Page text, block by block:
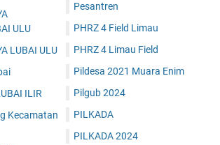
ULU
LUBAI ULU
ILIR
Kecamatan
Pesantren
PHRZ 4 Field Limau
PHRZ 4 Limau Field
Pildesa 2021 Muara Enim
Pilgub 2024
PILKADA
PILKADA 2024